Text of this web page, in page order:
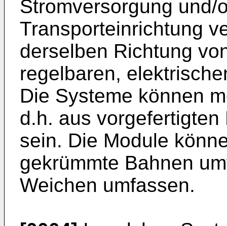
Stromversorgung
Transporteinrichtung
derselben Richtung
regelbaren,
Die Systeme können
d.h. aus
sein. Die Module
gekrümmte Bahnen
Weichen umfassen.